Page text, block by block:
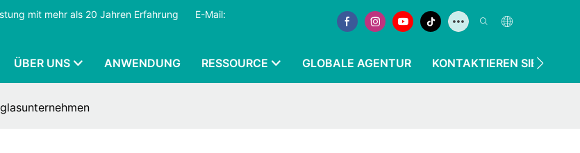
mit mehr als 20 Jahren Erfahrung
E-Mail:
ÜBER UNS ANWENDUNG RESSOURCE GLOBALE AGENTUR KONTAKTIEREN SIE UNS